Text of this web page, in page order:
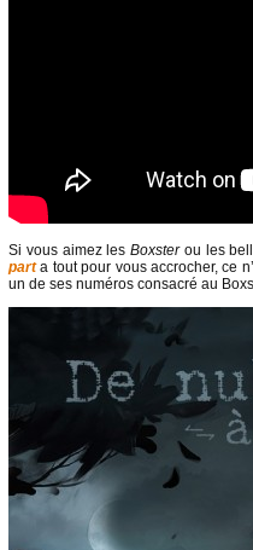
Si vous aimez lesBoxster ou les
parta tout pour vous accrocher, ce
un de ses numéros consacré au